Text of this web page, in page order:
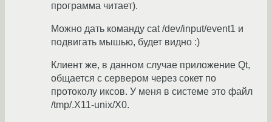
программа читает).
Можно дать команду cat /dev/input/event1 и
подвигать мышью, будет видно :)
Клиент же, в данном случае приложение Qt,
общается с сервером через сокет по
протоколу иксов. У меня в системе это файл
/tmp/.X11-unix/X0.